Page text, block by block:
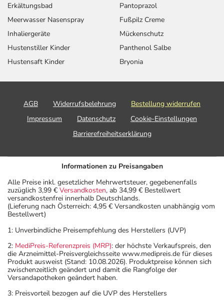
Erkältungsbad
Meerwasser Nasenspray
Inhaliergeräte
Hustenstiller Kinder
Hustensaft Kinder
Pantoprazol
Fußpilz Creme
Mückenschutz
Panthenol Salbe
Bryonia
AGB Widerrufsbelehrung
Bestellung widerrufen
Impressum
Datenschutz
Cookie-Einstellungen
Barrierefreiheitserklärung
Informationen zu Preisangaben
Alle Preise inkl. gesetzlicher Mehrwertsteuer, gegebenenfalls
zuzüglich 3,99 € Versandkosten, ab 34,99 € Bestellwert
versandkostenfrei innerhalb Deutschlands.
(Lieferung nach Österreich: 4,95 € Versandkosten unabhängig vom
Bestellwert)
1: Unverbindliche Preisempfehlung des Herstellers (UVP)
2: MediPreis-Referenzpreis (MRP): der höchste Verkaufspreis, den
die Arzneimittel-Preisvergleichsseite www.medipreis.de für dieses
Produkt ausweist (Stand: 10.08.2026). Produktpreise können sich
zwischenzeitlich geändert und damit die Rangfolge der
Versandapotheken geändert haben.
3: Preisvorteil bezogen auf die UVP des Herstellers